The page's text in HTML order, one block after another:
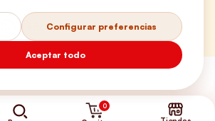
+56 9 5646 8188
0
Configurar preferencias
Aceptar todo